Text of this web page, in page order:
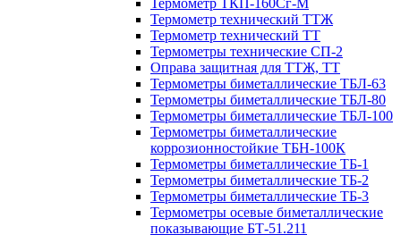
Термометр ТКП-160Сг-М
Термометр технический ТТЖ
Термометр технический ТТ
Термометры технические СП-2
Оправа защитная для ТТЖ, ТТ
Термометры биметаллические ТБЛ-63
Термометры биметаллические ТБЛ-80
Термометры биметаллические ТБЛ-100
Термометры биметаллические
коррозионностойкие ТБН-100К
Термометры биметаллические ТБ-1
Термометры биметаллические ТБ-2
Термометры биметаллические ТБ-3
Термометры осевые биметаллические
показывающие БТ-51.211